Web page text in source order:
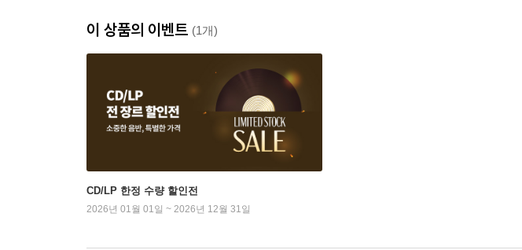
이 상품의 이벤트 (1개)
CD/LP 한정 수량 할인전
2026년 01월 01일 ~ 2026년 12월 31일